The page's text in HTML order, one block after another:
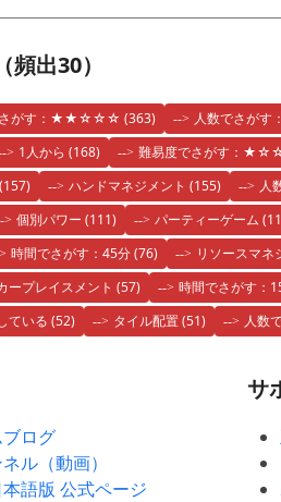
出30）
さがす：★★☆☆☆ (363) 人数でさがす
1人から (168) 難易度でさがす：
(157) ハンドマネジメント (155) 人
個別パワー (111) パーティーゲーム
時間でさがす：45分(76) リソースマネ
ープレイスメント (57) 時間でさがす：
ている (52) タイル配置(51) 人数
ログ
ル（動画）
語版 公式ページ
サ